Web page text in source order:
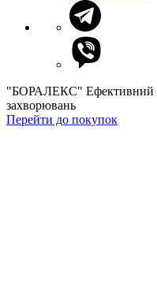
"БОРАЛЕКС" Eфективний
захворювань
Перейти до покупок